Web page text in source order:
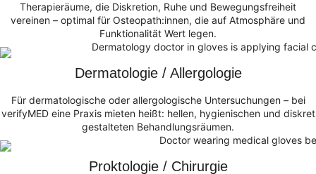
Therapieräume, die Diskretion, Ruhe und Bewegungsfreiheit
vereinen – optimal für Osteopath:innen, die auf Atmosphäre und
Funktionalität Wert legen.
Dermatologie / Allergologie
Für dermatologische oder allergologische Untersuchungen – bei
verifyMED eine Praxis mieten heißt: hellen, hygienischen und diskret
gestalteten Behandlungsräumen.
Proktologie / Chirurgie